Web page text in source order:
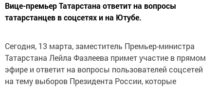
Вице-премьер Татарстана ответит на вопросы
татарстанцев в соцсетях и на Ютубе.
Сегодня, 13 марта, заместитель Премьер-министра
Татарстана Лейла Фазлеева примет участие в прямом
эфире и ответит на вопросы пользователей соцсетей
на тему выборов Президента России, которые